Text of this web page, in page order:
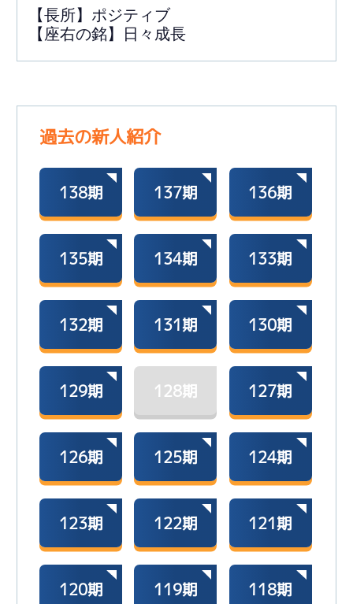
【長所】ポジティブ
【座右の銘】日々成長
過去の新人紹介
138期 137期 136期
135期 134期 133期
132期 131期 130期
129期 128期 127期
126期 125期 124期
123期 122期 121期
120期 119期 118期